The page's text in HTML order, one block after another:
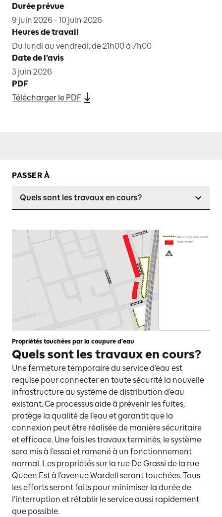
Durée prévue
9 juin 2026 - 10 juin 2026
Heures de travail
Du lundi au vendredi, de 21h00 à 7h00
Date de l’avis
3 juin 2026
PDF
Télécharger le PDF
PASSER À
Quels sont les travaux en cours?
Propriétés touchées par la coupure d’eau
Quels sont les travaux en cours?
Une fermeture temporaire du service d’eau est
requise pour connecter en toute sécurité la nouvelle
infrastructure au système de distribution d’eau
existant. Ce processus aide à prévenir les fuites,
protège la qualité de l’eau et garantit que la
connexion peut être réalisée de manière sécuritaire
et efficace. Une fois les travaux terminés, le système
sera mis à l’essai et ramené à un fonctionnement
normal. Les propriétés sur la rue De Grassi de la rue
Queen Est à l’avenue Wardell seront touchées. Tous
les efforts seront faits pour minimiser la durée de
l’interruption et rétablir le service aussi rapidement
que possible.